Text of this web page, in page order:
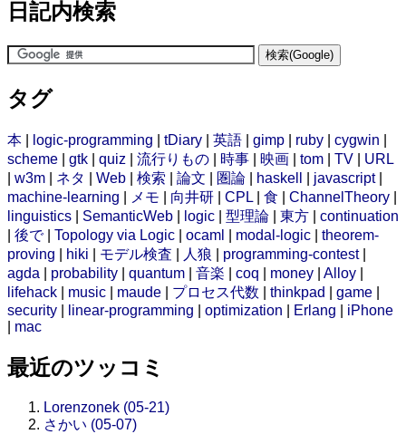
日記内検索
タグ
本 logic-programming tDiary 英語 gimp ruby cygwin
scheme
gtk quiz 流行りもの 時事 映画 tom TV
URL
w3m ネタ Web 検索 論文 圏論 haskell javascript|
machine-learning
メモ 向井研 CPL 食 ChannelTheory
linguistics
SemanticWeb logic 型理論 東方
continuation
後で| Topology via Logic ocaml modal-logic
theorem-
proving
hiki モデル検査 人狼 programming-contest|
agda
probability quantum 音楽 coq money Alloy
lifehack
music maude プロセス代数 thinkpad game
security
linear-programming optimization Erlang
iPhone
mac
最近のツッコミ
Lorenzonek (05-21)
さかい (05-07)